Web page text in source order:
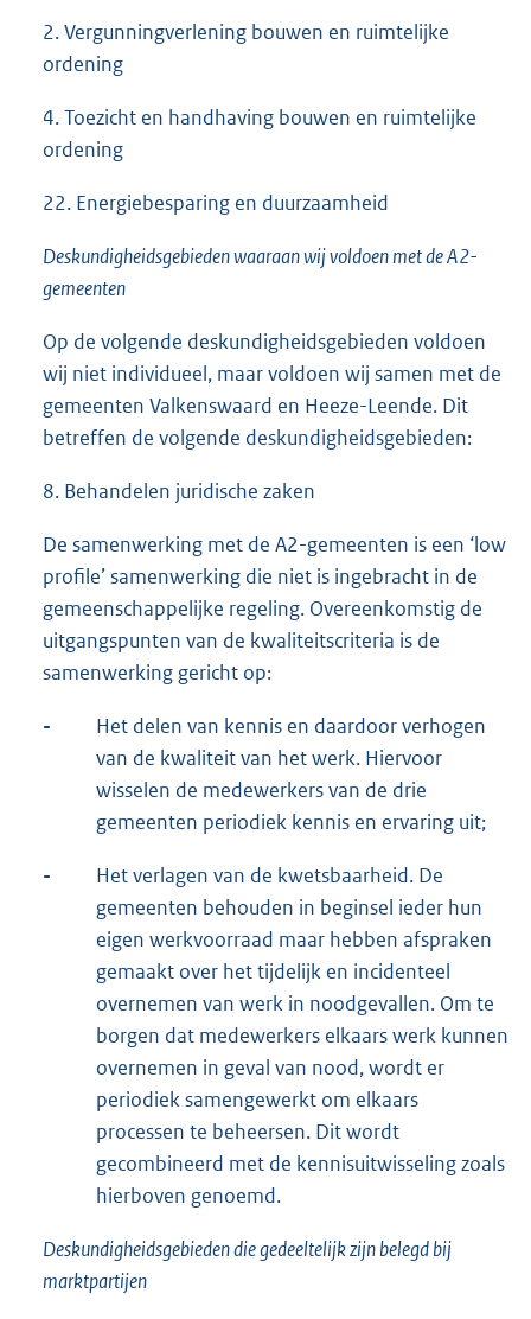
2. Vergunningverlening bouwen en ruimtelijke
ordening
4. Toezicht en handhaving bouwen en ruimtelijke
ordening
22. Energiebesparing en duurzaamheid
Deskundigheidsgebieden waaraan wij voldoen met de A2-
gemeenten
Op de volgende deskundigheidsgebieden voldoen
wij niet individueel, maar voldoen wij samen met de
gemeenten Valkenswaard en Heeze-Leende. Dit
betreffen de volgende deskundigheidsgebieden:
8. Behandelen juridische zaken
De samenwerking met de A2-gemeenten is een ‘low
profile’ samenwerking die niet is ingebracht in de
gemeenschappelijke regeling. Overeenkomstig de
uitgangspunten van de kwaliteitscriteria is de
samenwerking gericht op:
-
Het delen van kennis en daardoor verhogen
van de kwaliteit van het werk. Hiervoor
wisselen de medewerkers van de drie
gemeenten periodiek kennis en ervaring uit;
-
Het verlagen van de kwetsbaarheid. De
gemeenten behouden in beginsel ieder hun
eigen werkvoorraad maar hebben afspraken
gemaakt over het tijdelijk en incidenteel
overnemen van werk in noodgevallen. Om te
borgen dat medewerkers elkaars werk kunnen
overnemen in geval van nood, wordt er
periodiek samengewerkt om elkaars
processen te beheersen. Dit wordt
gecombineerd met de kennisuitwisseling zoals
hierboven genoemd.
Deskundigheidsgebieden die gedeeltelijk zijn belegd bij
marktpartijen